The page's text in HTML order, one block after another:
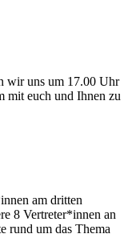
wir uns um 17.00 Uhr
mit euch und Ihnen zu
am dritten
8 Vertreter*innen an
rund um das Thema